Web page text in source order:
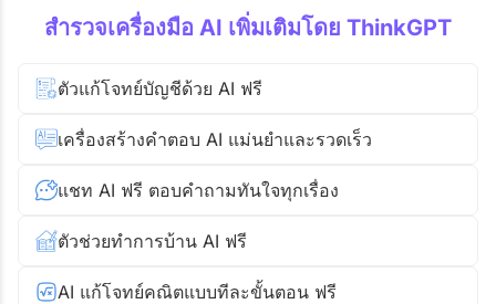
สำรวจเครื่องมือ AI เพิ่มเติมโดย ThinkGPT
ตัวแก้โจทย์บัญชีด้วย AI ฟรี
เครื่องสร้างคำตอบ AI แม่นยำและรวดเร็ว
แชท AI ฟรี ตอบคำถามทันใจทุกเรื่อง
ตัวช่วยทำการบ้าน AI ฟรี
AI แก้โจทย์คณิตแบบทีละขั้นตอน ฟรี